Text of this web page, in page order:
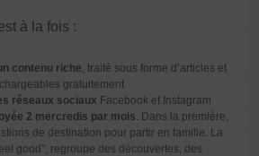
à la fois :
contenu riche , traité sous forme d’articles et
gratuitement
réseaux sociaux Facebook et Instagram
2 mercredis par mois . Dans la première,
de destination pour partir en famille. La
good”, regroupe des découvertes, des